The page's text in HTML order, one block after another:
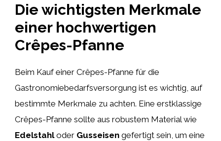
Die wichtigsten Merkmale
einer hochwertigen
Crêpes-Pfanne
Beim Kauf einer Crêpes-Pfanne für die
Gastronomiebedarfsversorgung ist es wichtig, auf
bestimmte Merkmale zu achten. Eine erstklassige
Crêpes-Pfanne sollte aus robustem Material wie
Edelstahloder Gusseisen gefertigt sein, um eine